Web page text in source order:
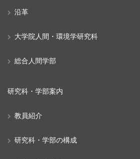
沿革
大学院人間・環境学研究科
総合人間学部
研究科・学部案内
教員紹介
研究科・学部の構成